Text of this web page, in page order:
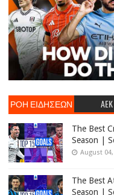
ΡΟΗ ΕΙΔΗΣΕΩΝ AEK
The Best
Season |
August
The Best
Season |